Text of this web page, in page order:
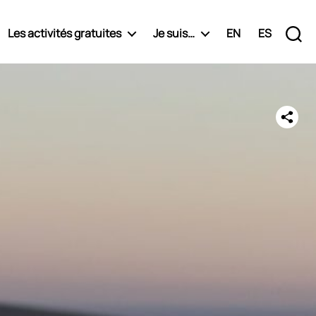
Les activités gratuites Je suis… EN ES